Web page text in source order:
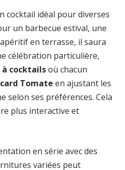
cocktail idéal pour diverses
un barbecue estival, une
en terrasse, il saura
célébration particulière,
à cocktailsoù chacun
Tomate en ajustant les
selon ses préférences. Cela
plus interactive et
en série avec des
variées peut